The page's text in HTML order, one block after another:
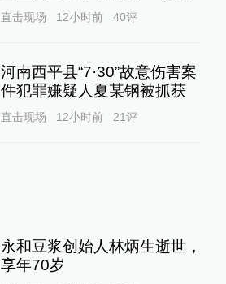
直击现场 12小时前 40评
河南西平县“7·30”故意伤害案
件犯罪嫌疑人夏某钢被抓获
直击现场 12小时前 21评
永和豆浆创始人林炳生逝世，
享年70岁